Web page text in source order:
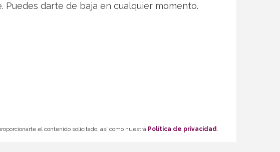
darte de baja en cualquier momento.
el contenido solicitado, así como nuestra Política de privacidad.